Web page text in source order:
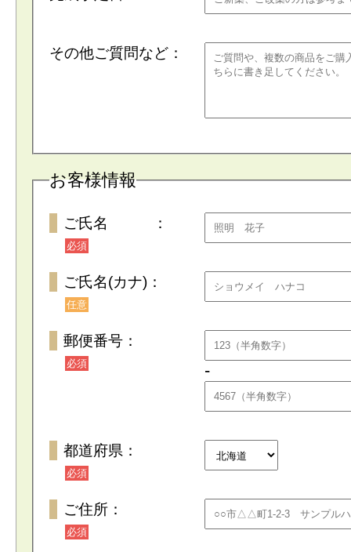
その他ご質問など：
お客様情報
ご氏名 ：
必須
ご氏名(カナ)：
任意
郵便番号：
必須 -
都道府県：
必須
ご住所：
必須